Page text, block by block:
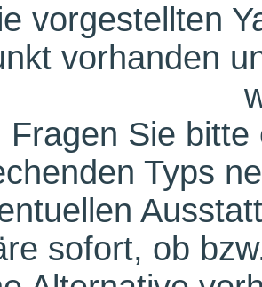
vorgestellten
vorhanden
Fragen Sie
Typs
sofort, ob